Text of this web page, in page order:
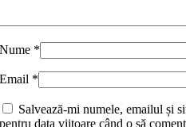
Nume *
Email *
Salvează-mi numele, emailul și
pentru data viitoare când o să